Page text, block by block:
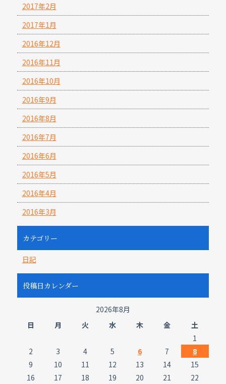
2017年2月
2017年1月
2016年12月
2016年11月
2016年10月
2016年9月
2016年8月
2016年7月
2016年6月
2016年5月
2016年4月
2016年3月
カテゴリー
日記
投稿日カレンダー
2026年8月
日
月 火 水 木 金
土
1
2
3 4 5 6 7
8
9
10 11 12 13 14
15
16
17 18 19 20 21 22